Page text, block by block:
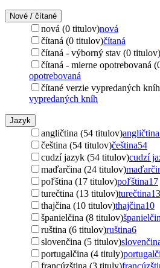
Nové / čítané
nová (0 titulov)nová
čítaná (0 titulov)čítaná
čítaná - výborný stav (0 titulov)
čítaná - mierne opotrebovaná
opotrebovaná
čítané verzie vypredaných
vypredaných kníh
Jazyk
angličtina (54 titulov)angličtina
čeština (54 titulov)čeština54
cudzí jazyk (54 titulov)cudzí
maďarčina (24 titulov)
poľština (17 titulov)poľština17
turečtina (13 titulov)turečtina13
thajčina (10 titulov)thajčina10
španielčina (8 titulov)
ruština (6 titulov)ruština6
slovenčina (5 titulov)
portugalčina (4 tituly)
francúzština (3 tituly)